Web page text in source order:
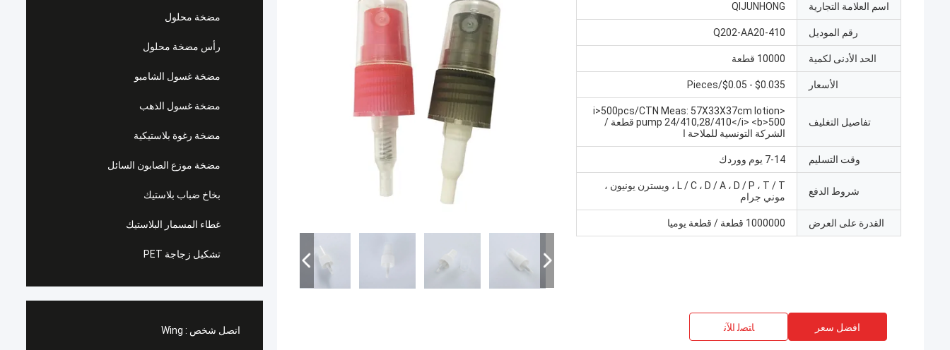
مضخة محلول
رأس مضخة محلول
مضخة غسول الشامبو
مضخة غسول الذهب
مضخة رغوة بلاستيكية
مضخة موزع الصابون السائل
بخاخ ضباب بلاستيك
غطاء المسمار البلاستيك
تشكيل زجاجة PET
اتصل شخص : Wing
اسم العلامة التجارية QIJUNHONG
رقم الموديل Q202-AA20-410
الحد الأدنى لكمية 10000 قطعة
الأسعار $0.035 - $0.05/Pieces
تفاصيل التغليف
<i>500pcs/CTN Meas: 57X33X37cm lotion
pump 24/410,28/410</i> <b>500 قطعة /
الشركة التونسية للملاحة ا
وقت التسليم 7-14 يوم ووردك
شروط الدفع
L / C ، D / A ، D / P ، T / T ، ويسترن يونيون ،
موني جرام
القدرة على العرض 1000000 قطعة / قطعة يوميا
افضل سعر ﺎﺘﺼﻟ ﺍﻶﻧ